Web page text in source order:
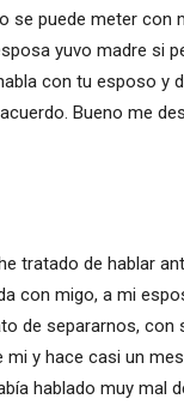
se puede meter con
yuvo madre si
con tu esposo y
Bueno me
tratado de hablar
con migo, a mi
de separarnos, con
mi y hace casi un
hablado muy mal